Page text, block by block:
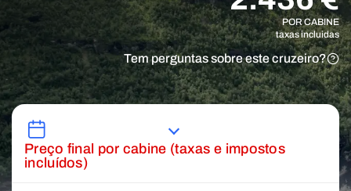
POR CABINE
taxas incluidas
Tem perguntas sobre este cruzeiro?
Preço final por cabine (taxas e impostos
incluídos)